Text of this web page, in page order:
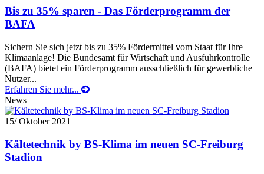
Bis zu 35% sparen - Das Förderprogramm der
BAFA
Sichern Sie sich jetzt bis zu 35% Fördermittel vom Staat für Ihre
Klimaanlage! Die Bundesamt für Wirtschaft und Ausfuhrkontrolle
(BAFA) bietet ein Förderprogramm ausschließlich für gewerbliche
Nutzer...
Erfahren Sie mehr...
News
15/ Oktober 2021
Kältetechnik by BS-Klima im neuen SC-Freiburg
Stadion